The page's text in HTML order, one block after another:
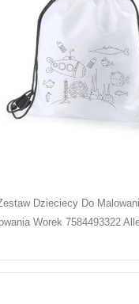
Dzieciecy Do
Worek 7584493322